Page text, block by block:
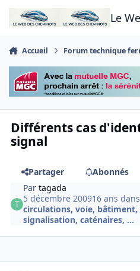
Aller au contenu
Le
Accueil Forum technique
Différents cas
signal
Partager
Abonnés
Partagada
5 décembre 200916 ans
circulations, voie, bâtiment,
signalisation, caténaires, ...